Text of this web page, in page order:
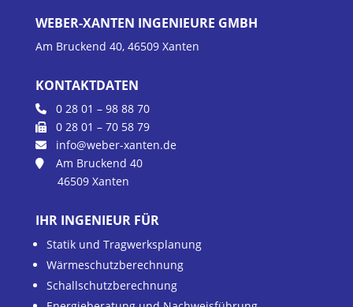
WEBER-XANTEN INGENIEURE GMBH
Am Bruckend 40, 46509 Xanten
KONTAKTDATEN
0 28 01 – 98 88 70
0 28 01 – 70 58 79
info@weber-xanten.de
Am Bruckend 40
46509 Xanten
IHR INGENIEUR FÜR
Statik und Tragwerksplanung
Wärmeschutzberechnung
Schallschutzberechnung